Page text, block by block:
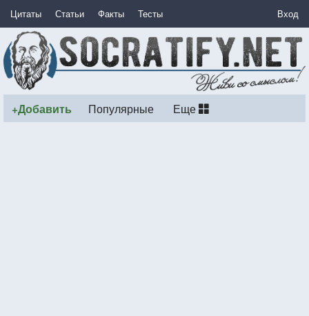
Цитаты Статьи Факты Тесты Вход
+Добавить Популярные Еще